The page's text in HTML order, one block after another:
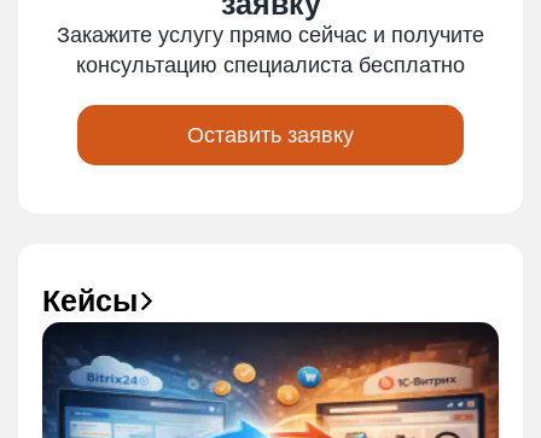
Кейсы
Закажите услугу прямо сейчас и получите
консультацию специалиста бесплатно
Оставить заявку